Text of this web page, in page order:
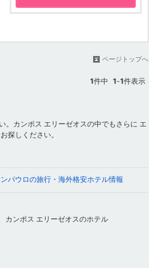
ページトップへ
1件中 1-1件表示
。カンポス エリーゼオスの中でもさらに エ
探しください。
パウロの旅行・海外格安ホテル情報
カンポス エリーゼオスのホテル